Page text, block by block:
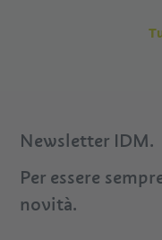
Newsletter IDM.
Per essere
novità.